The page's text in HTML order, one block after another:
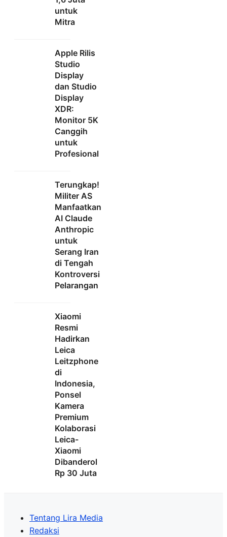
untuk
Mitra
Apple Rilis
Studio
Display
dan Studio
Display
XDR:
Monitor 5K
Canggih
untuk
Profesional
Terungkap!
Militer AS
Manfaatkan
AI Claude
Anthropic
untuk
Serang Iran
di Tengah
Kontroversi
Pelarangan
Xiaomi
Resmi
Hadirkan
Leica
Leitzphone
di
Indonesia,
Ponsel
Kamera
Premium
Kolaborasi
Leica-
Xiaomi
Dibanderol
Rp 30 Juta
Tentang Lira Media
Redaksi